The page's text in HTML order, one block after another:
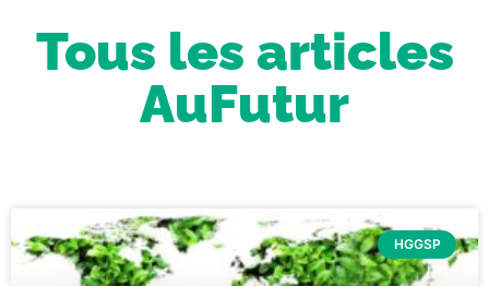
Tous les articles
AuFutur
HGGSP